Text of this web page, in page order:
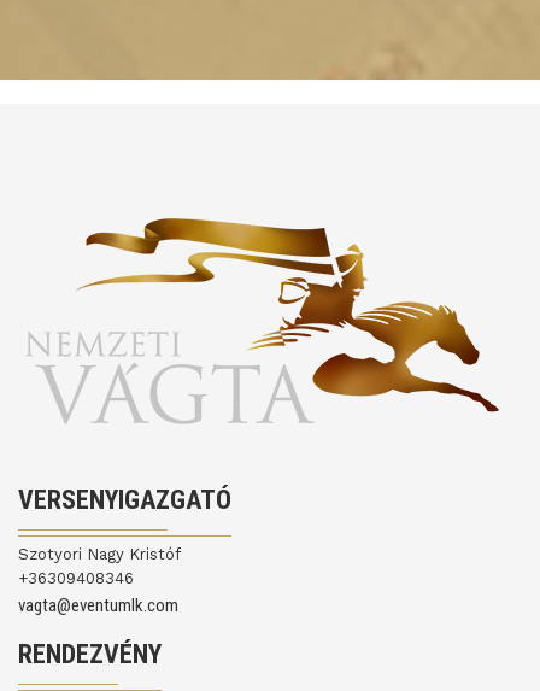
VERSENYIGAZGATÓ
Szotyori Nagy Kristóf
+36309408346
vagta@eventumlk.com
RENDEZVÉNY